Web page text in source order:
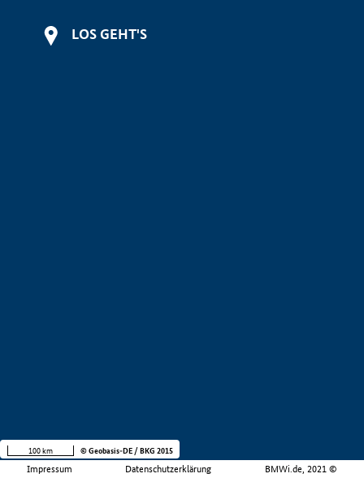
LOS GEHT'S
Impressum Datenschutzerklärung BMWi.de, 2021 ©
100 km © Geobasis-DE / BKG 2015